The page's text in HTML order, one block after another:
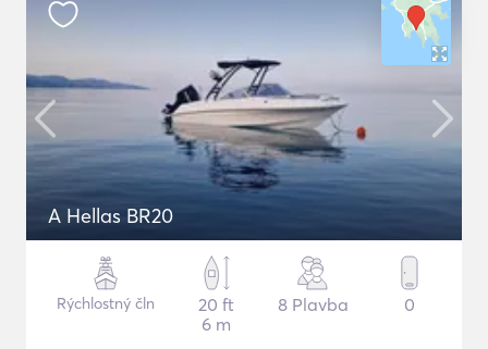
A Hellas BR20
Rýchlostný čln
20 ft
6 m
8 Plavba 0